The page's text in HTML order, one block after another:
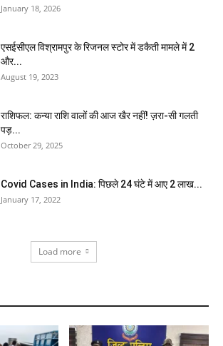
January 18, 2026
एसईसीएल विश्रामपुर के रिजनल स्टोर में डकैती मामले में 2
और...
August 19, 2023
राशिफल: कन्या राशि वालों की आज खैर नहीं! ज़रा-सी गलती
पड़...
October 29, 2025
Covid Cases in India: पिछले 24 घंटे में आए 2 लाख...
January 17, 2022
Load more